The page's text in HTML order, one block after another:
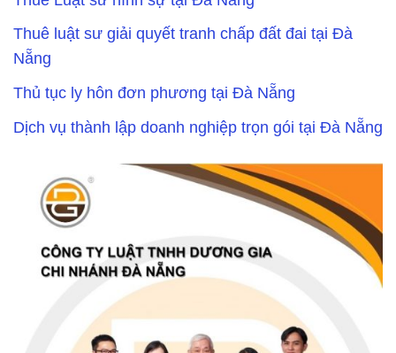
Thuê luật sư giải quyết tranh chấp đất đai tại Đà
Nẵng
Thủ tục ly hôn đơn phương tại Đà Nẵng
Dịch vụ thành lập doanh nghiệp trọn gói tại Đà Nẵng